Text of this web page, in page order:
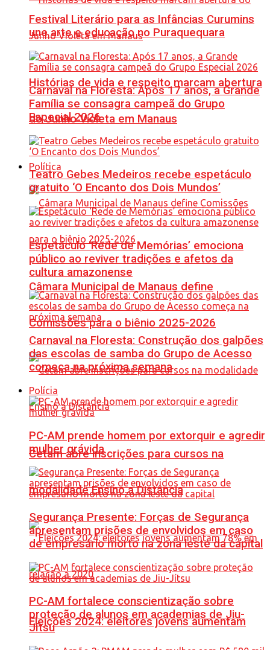
Histórias de vida e respeito marcam abertura
do Junho Violeta em Manaus
Política
Câmara Municipal de Manaus define
Comissões para o biênio 2025-2026
Cetam abre inscrições para cursos na
modalidade Ensino a Distância
Eleições 2024: eleitores jovens aumentam
Festival Literário para as Infâncias Curumins
une arte e educação no Puraquequara
Carnaval na Floresta: Após 17 anos, a Grande
Família se consagra campeã do Grupo
Especial 2026
Teatro Gebes Medeiros recebe espetáculo
gratuito ‘O Encanto dos Dois Mundos’
Espetáculo ‘Rede de Memórias’ emociona
público ao reviver tradições e afetos da
cultura amazonense
Carnaval na Floresta: Construção dos galpões
das escolas de samba do Grupo de Acesso
começa na próxima semana
Polícia
PC-AM prende homem por extorquir e agredir
mulher grávida
Segurança Presente: Forças de Segurança
apresentam prisões de envolvidos em caso
de empresário morto na zona leste da capital
PC-AM fortalece conscientização sobre
proteção de alunos em academias de Jiu-
Jítsu